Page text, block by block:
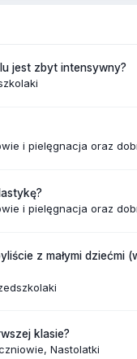
jest zbyt intensywny?
i pielęgnacja oraz
i pielęgnacja oraz
z małymi dziećmi
klasie?
Nastolatki